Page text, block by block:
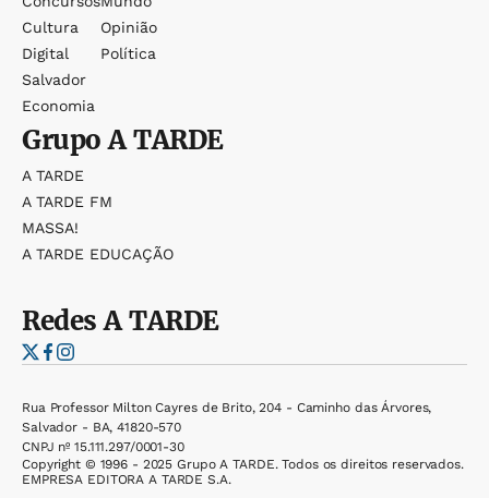
Cultura
Digital
Salvador
Economia
Opinião
Política
GrupoA TARDE
A TARDE
A TARDE FM
MASSA!
A TARDE EDUCAÇÃO
RedesA TARDE
Rua Professor Milton Cayres de Brito, 204 - Caminho das Árvores,
Salvador - BA, 41820-570
CNPJ nº 15.111.297/0001-30
Copyright © 1996 - 2025 Grupo A TARDE. Todos os direitos reservados.
EMPRESA EDITORA A TARDE S.A.